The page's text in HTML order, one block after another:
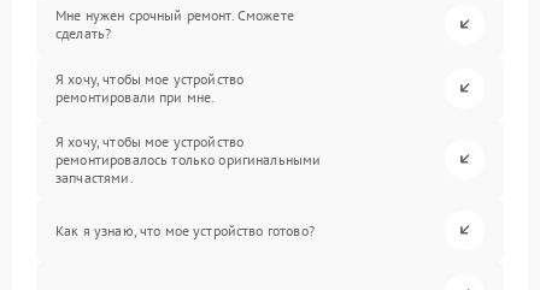
Мне нужен срочный ремонт. Сможете
сделать?
Я хочу, чтобы мое устройство
ремонтировали при мне.
Я хочу, чтобы мое устройство
ремонтировалось только оригинальными
запчастями.
Как я узнаю, что мое устройство готово?